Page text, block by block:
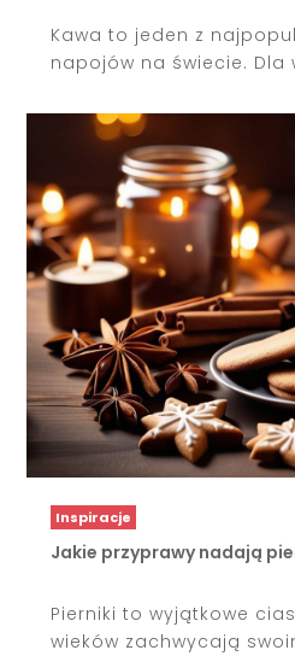
Kawa to jeden z
napojów na świecie. Dla
Inspiracje
Jakie przyprawy nadają
Pierniki to wyjątkowe
wieków zachwycają